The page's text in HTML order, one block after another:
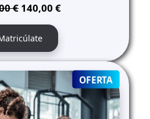
€ El
precio
original
era:
495,00 €.
140,00 €El
140,00 €.
OFERTA
ON
SALE